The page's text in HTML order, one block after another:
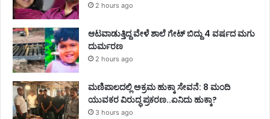
2 hours ago
ಆಟವಾಡುತ್ತಿದ್ದ ವೇಳೆ ಶಾಲೆ ಗೇಟ್ ಬಿದ್ದು 4 ವರ್ಷದ ಮಗು
ದುರ್ಮರಣ
2 hours ago
ಮಣಿಪಾಲದಲ್ಲಿ ಅಕ್ರಮ ಹುಕ್ಕಾ ಸೇವನೆ: 8 ಮಂದಿ
ಯುವಕರ ವಿರುದ್ಧ ಪ್ರಕರಣ..ಏನಿದು ಹುಕ್ಕಾ?
3 hours ago